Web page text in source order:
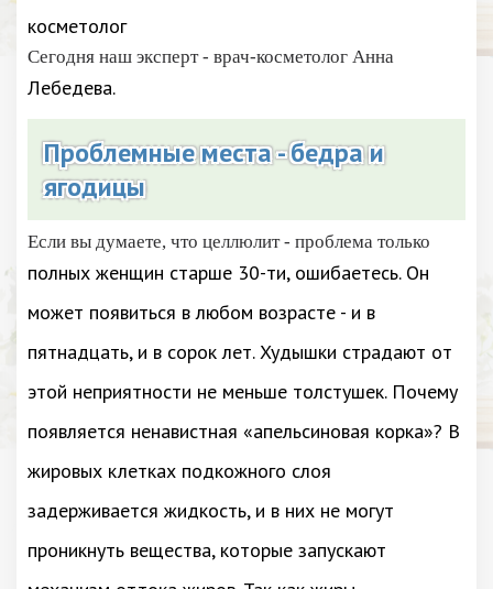
косметолог
Сегодня наш эксперт - врач-косметолог Анна
Лебедева.
Проблемные места - бедра и
ягодицы
Если вы думаете, что целлюлит - проблема только
полных женщин старше 30-ти, ошибаетесь. Он
может появиться в любом возрасте - и в
пятнадцать, и в сорок лет. Худышки страдают от
этой неприятности не меньше толстушек. Почему
появляется ненавистная «апельсиновая корка»? В
жировых клетках подкожного слоя
задерживается жидкость, и в них не могут
проникнуть вещества, которые запускают